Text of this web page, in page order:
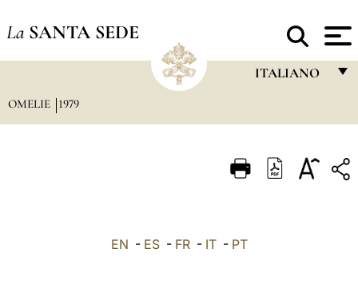
La SANTA SEDE
ITALIANO
ITALIANO
OMELIE 1979
EN - ES- FR- IT- PT